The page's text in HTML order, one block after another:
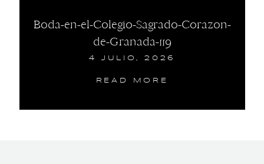
Boda-en-el-Colegio-Sagrado-Corazon-
de-Granada-119
4 JULIO, 2026
READ MORE